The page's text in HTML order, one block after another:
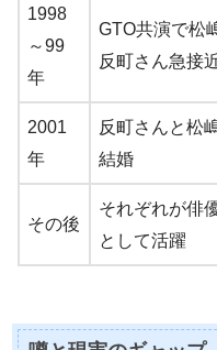
1998
～99
年
GTO共演で松
反町さん急接
2001
年
反町さんと松
結婚
その後
それぞれが俳
として活躍